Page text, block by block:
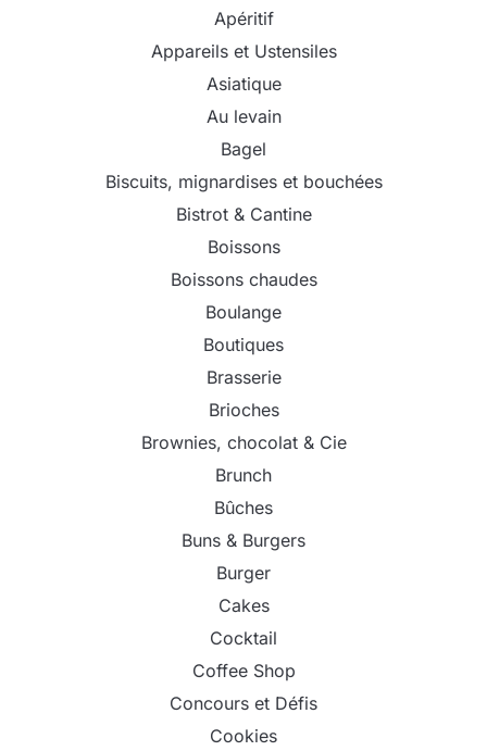
Apéritif
Appareils et Ustensiles
Asiatique
Au levain
Bagel
Biscuits, mignardises et bouchées
Bistrot & Cantine
Boissons
Boissons chaudes
Boulange
Boutiques
Brasserie
Brioches
Brownies, chocolat & Cie
Brunch
Bûches
Buns & Burgers
Burger
Cakes
Cocktail
Coffee Shop
Concours et Défis
Cookies